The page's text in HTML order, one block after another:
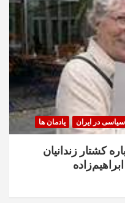
در ایران یادمان ها
کشتار زندانیان